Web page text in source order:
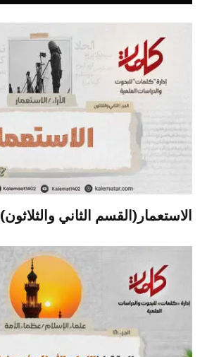
الاستعمار(القسم الثاني والثلاثون)